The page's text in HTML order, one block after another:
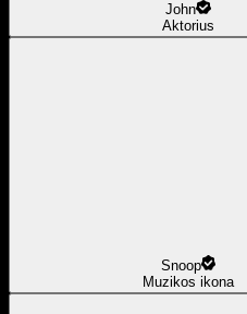
John
Aktorius
Snoop
Muzikos ikona